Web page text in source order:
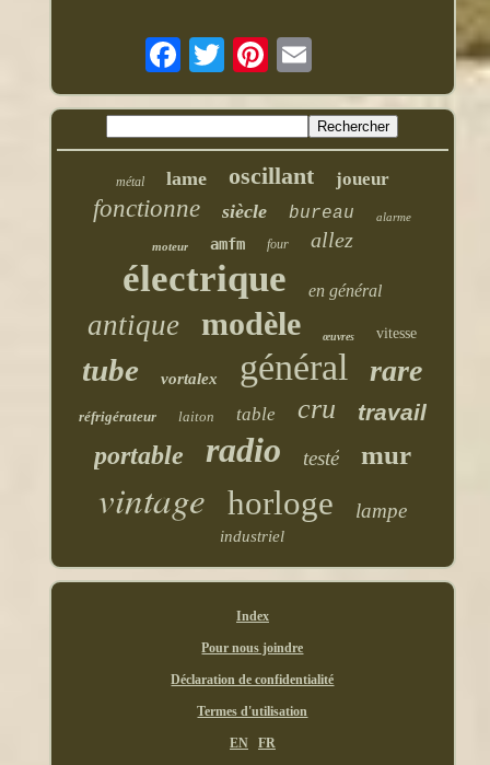
métal lame oscillant joueur
fonctionne siècle bureau alarme
moteur amfm four allez
électrique en général
antique modèle œuvres vitesse
tube vortalex général rare
réfrigérateur laiton table cru travail
portable radio testé mur
vintage horloge lampe
industriel
Index
Pour nous joindre
Déclaration de confidentialité
Termes d'utilisation
EN FR